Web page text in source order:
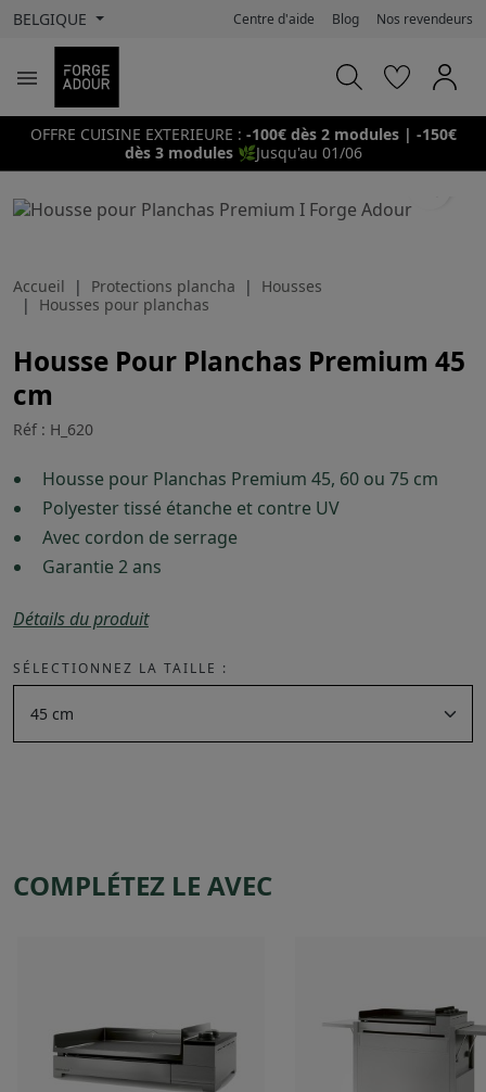
BELGIQUE Centre d'aide Blog Nos revendeurs

OFFRE CUISINE EXTERIEURE : -100€ dès 2 modules | -150€
dès 3 modules 🌿Jusqu'au 01/06
Accueil Protections plancha
Housses
Housses pour planchas
Housse Pour Planchas Premium 45
cm
Réf : H_620
Housse pour Planchas Premium 45, 60 ou 75 cm
Polyester tissé étanche et contre UV
Avec cordon de serrage
Garantie 2 ans
Détails du produit
SÉLECTIONNEZ LA TAILLE :
COMPLÉTEZ LE AVEC